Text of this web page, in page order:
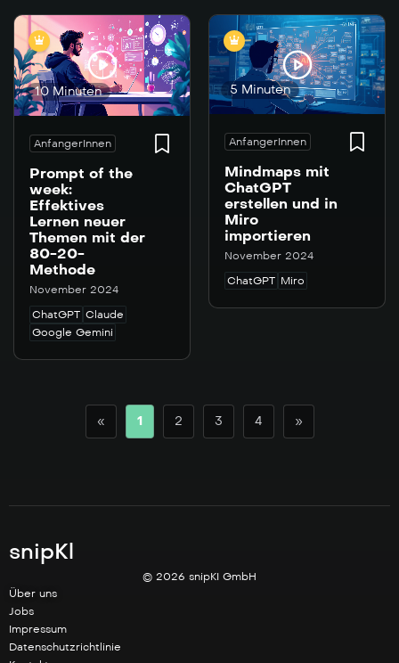
10 Minuten
AnfangerInnen
Prompt of the
week:
Effektives
Lernen neuer
Themen mit der
80-20-
Methode
November 2024
ChatGPT Claude
Google Gemini
5 Minuten
AnfangerInnen
Mindmaps mit
ChatGPT
erstellen und in
Miro
importieren
November 2024
ChatGPT Miro
« 1 2 3 4 »
snipKl
© 2026 snipKI GmbH
Über uns
Jobs
Impressum
Datenschutzrichtlinie